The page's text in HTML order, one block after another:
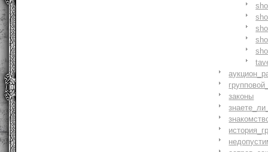
законы